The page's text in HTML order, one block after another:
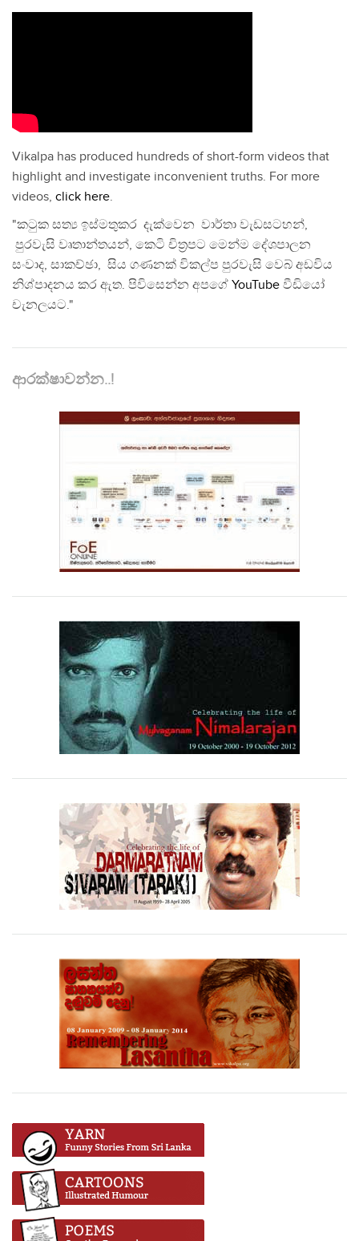
Vikalpa has produced hundreds of short-form videos that
highlight and investigate inconvenient truths. For more
videos, click here.
"කටුක සත්‍ය ඉස්මතුකර දැක්වෙන වාර්තා වැඩසටහන්,
පුරවැසි වෘතාන්තයන්, කෙටි චිත්‍රපට මෙන්ම දේශපාලන
සංවාද, සාකච්ඡා, සිය ගණනක් විකල්ප පුරවැසි වෙබ් අඩවිය
නිශ්පාදනය කර ඇත. පිවිසෙන්න අපගේ YouTube වීඩියෝ
චැනලයට."
ආරක්ෂාවන්න..!